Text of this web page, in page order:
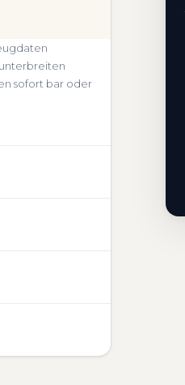
sofort bar oder
in unsere
So
Auch nicht